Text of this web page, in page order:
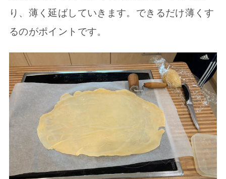
り、薄く延ばしていきます。できるだけ薄くす
るのがポイントです。